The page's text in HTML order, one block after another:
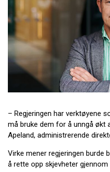
– Regjeringen har verktøyene
må bruke dem for å unngå økt
Apeland, administrerende
Virke mener regjeringen burde
å rette opp skjevheter gjennom